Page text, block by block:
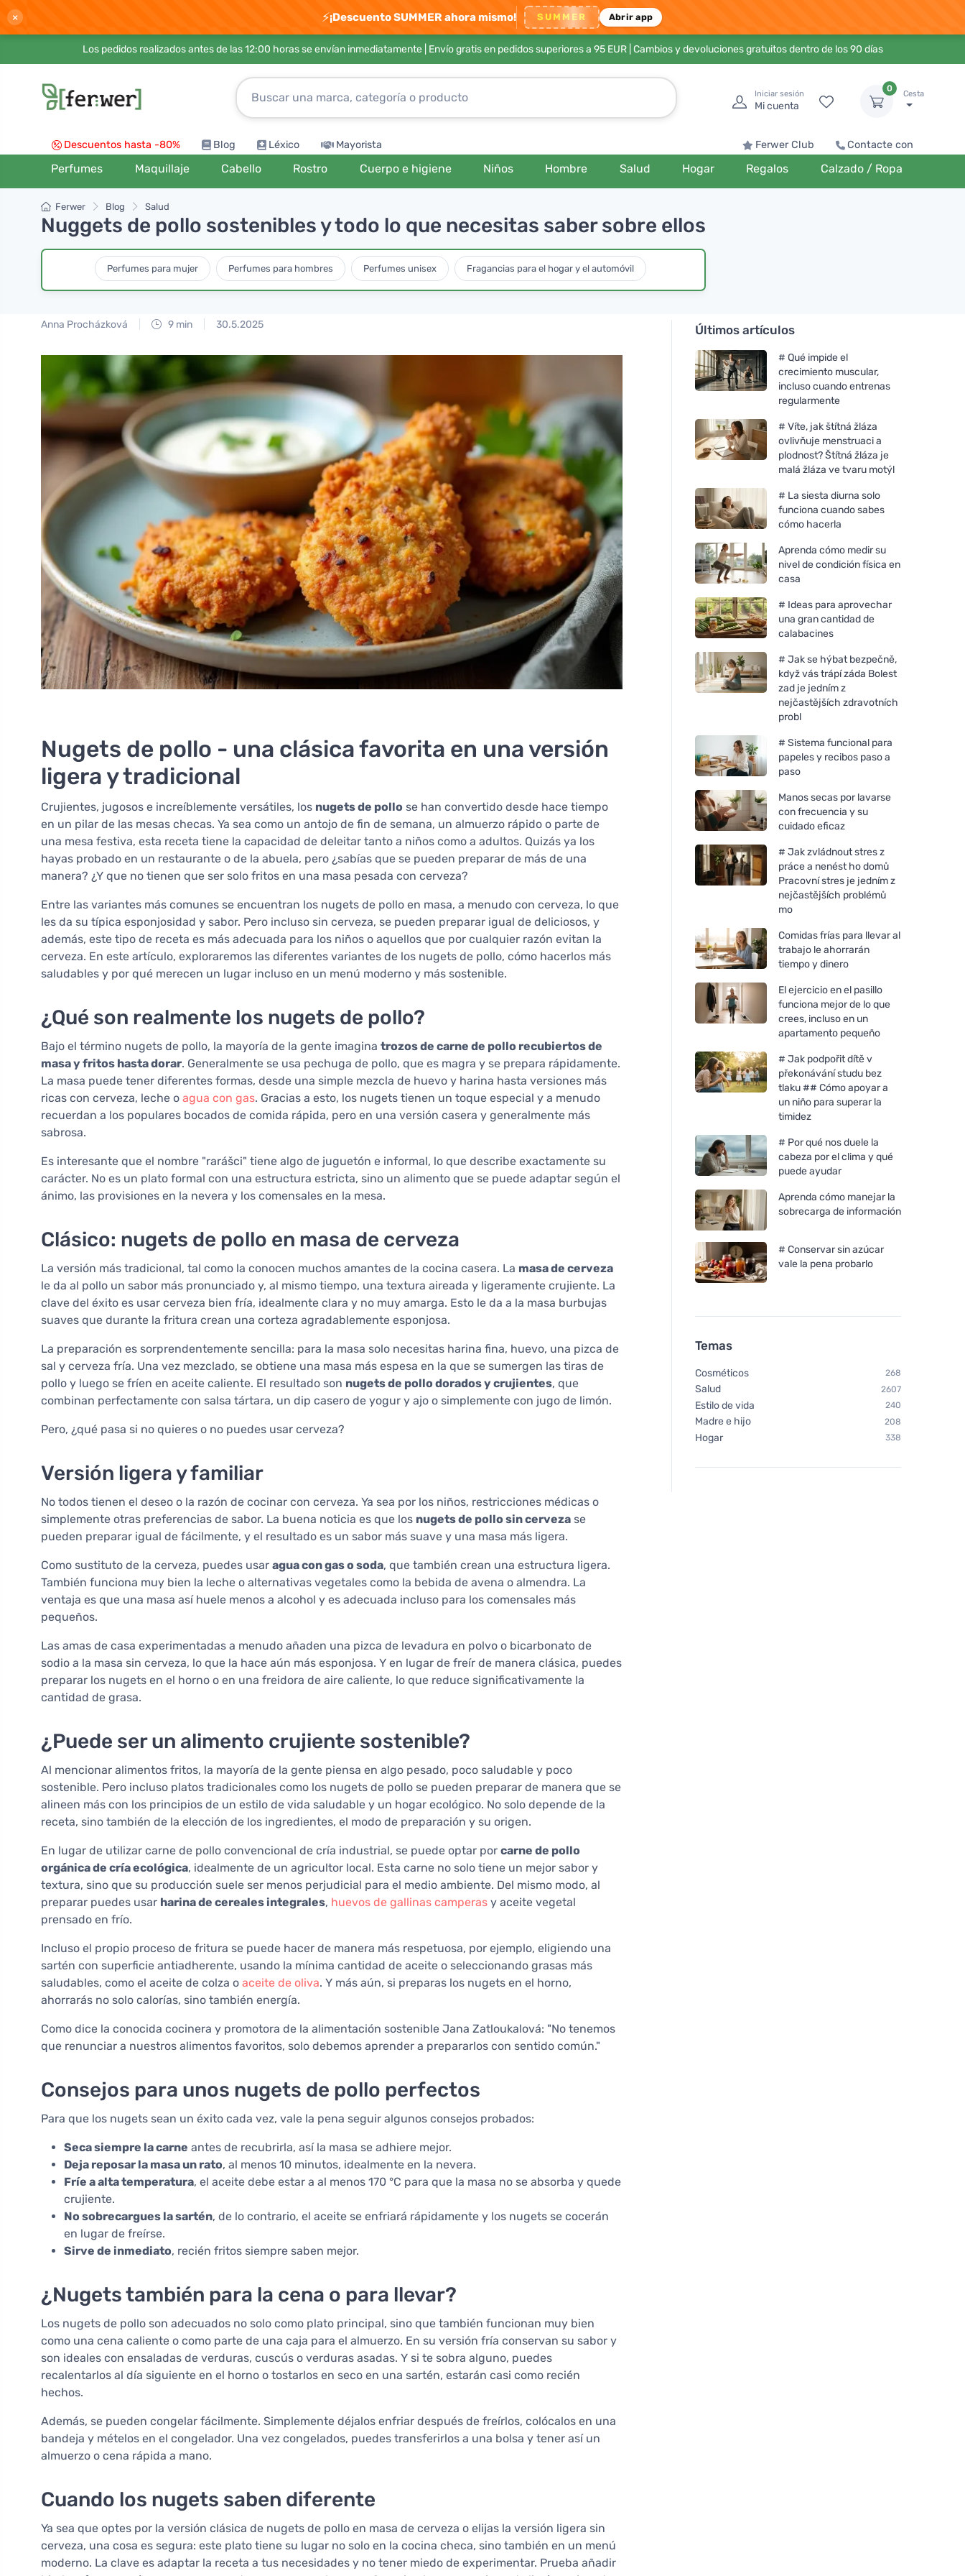
× ⚡¡Descuento SUMMER ahora mismo! SUMMER Abrir app
Los pedidos realizados antes de las 12:00 horas se envían inmediatamente | Envío gratis en pedidos superiores a 95 EUR| Cambios y devoluciones gratuitos dentro de los 90 días
Iniciar sesión
Mi cuenta
0
Cesta
Descuentos hasta -80% Blog Léxico Mayorista Ferwer Club Contacte con
Perfumes Maquillaje Cabello Rostro Cuerpo e higiene Niños Hombre Salud Hogar Regalos Calzado / Ropa
Ferwer Blog Salud
Nuggets de pollo sostenibles y todo lo que necesitas saber sobre ellos
Perfumes para mujer Perfumes para hombres Perfumes unisex Fragancias para el hogar y el automóvil
Anna Procházková 9 min 30.5.2025
Nugets de pollo - una clásica favorita en una versión
ligera y tradicional
Crujientes, jugosos e increíblemente versátiles, los nugets de pollo se han convertido desde hace tiempo
en un pilar de las mesas checas. Ya sea como un antojo de fin de semana, un almuerzo rápido o parte de
una mesa festiva, esta receta tiene la capacidad de deleitar tanto a niños como a adultos. Quizás ya los
hayas probado en un restaurante o de la abuela, pero ¿sabías que se pueden preparar de más de una
manera? ¿Y que no tienen que ser solo fritos en una masa pesada con cerveza?
Entre las variantes más comunes se encuentran los nugets de pollo en masa, a menudo con cerveza, lo que
les da su típica esponjosidad y sabor. Pero incluso sin cerveza, se pueden preparar igual de deliciosos, y
además, este tipo de receta es más adecuada para los niños o aquellos que por cualquier razón evitan la
cerveza. En este artículo, exploraremos las diferentes variantes de los nugets de pollo, cómo hacerlos más
saludables y por qué merecen un lugar incluso en un menú moderno y más sostenible.
¿Qué son realmente los nugets de pollo?
Bajo el término nugets de pollo, la mayoría de la gente imagina trozos de carne de pollo recubiertos de
masa y fritos hasta dorar. Generalmente se usa pechuga de pollo, que es magra y se prepara rápidamente.
La masa puede tener diferentes formas, desde una simple mezcla de huevo y harina hasta versiones más
ricas con cerveza, leche o agua con gas. Gracias a esto, los nugets tienen un toque especial y a menudo
recuerdan a los populares bocados de comida rápida, pero en una versión casera y generalmente más
sabrosa.
Es interesante que el nombre "rarášci" tiene algo de juguetón e informal, lo que describe exactamente su
carácter. No es un plato formal con una estructura estricta, sino un alimento que se puede adaptar según el
ánimo, las provisiones en la nevera y los comensales en la mesa.
Clásico: nugets de pollo en masa de cerveza
La versión más tradicional, tal como la conocen muchos amantes de la cocina casera. La masa de cerveza
le da al pollo un sabor más pronunciado y, al mismo tiempo, una textura aireada y ligeramente crujiente. La
clave del éxito es usar cerveza bien fría, idealmente clara y no muy amarga. Esto le da a la masa burbujas
suaves que durante la fritura crean una corteza agradablemente esponjosa.
La preparación es sorprendentemente sencilla: para la masa solo necesitas harina fina, huevo, una pizca de
sal y cerveza fría. Una vez mezclado, se obtiene una masa más espesa en la que se sumergen las tiras de
pollo y luego se fríen en aceite caliente. El resultado son nugets de pollo dorados y crujientes, que
combinan perfectamente con salsa tártara, un dip casero de yogur y ajo o simplemente con jugo de limón.
Pero, ¿qué pasa si no quieres o no puedes usar cerveza?
Versión ligera y familiar
No todos tienen el deseo o la razón de cocinar con cerveza. Ya sea por los niños, restricciones médicas o
simplemente otras preferencias de sabor. La buena noticia es que los nugets de pollo sin cerveza se
pueden preparar igual de fácilmente, y el resultado es un sabor más suave y una masa más ligera.
Como sustituto de la cerveza, puedes usar agua con gas o soda, que también crean una estructura ligera.
También funciona muy bien la leche o alternativas vegetales como la bebida de avena o almendra. La
ventaja es que una masa así huele menos a alcohol y es adecuada incluso para los comensales más
pequeños.
Las amas de casa experimentadas a menudo añaden una pizca de levadura en polvo o bicarbonato de
sodio a la masa sin cerveza, lo que la hace aún más esponjosa. Y en lugar de freír de manera clásica, puedes
preparar los nugets en el horno o en una freidora de aire caliente, lo que reduce significativamente la
cantidad de grasa.
¿Puede ser un alimento crujiente sostenible?
Al mencionar alimentos fritos, la mayoría de la gente piensa en algo pesado, poco saludable y poco
sostenible. Pero incluso platos tradicionales como los nugets de pollo se pueden preparar de manera que se
alineen más con los principios de un estilo de vida saludable y un hogar ecológico. No solo depende de la
receta, sino también de la elección de los ingredientes, el modo de preparación y su origen.
En lugar de utilizar carne de pollo convencional de cría industrial, se puede optar por carne de pollo
orgánica de cría ecológica, idealmente de un agricultor local. Esta carne no solo tiene un mejor sabor y
textura, sino que su producción suele ser menos perjudicial para el medio ambiente. Del mismo modo, al
preparar puedes usar harina de cereales integrales, huevos de gallinas camperas y aceite vegetal
prensado en frío.
Incluso el propio proceso de fritura se puede hacer de manera más respetuosa, por ejemplo, eligiendo una
sartén con superficie antiadherente, usando la mínima cantidad de aceite o seleccionando grasas más
saludables, como el aceite de colza o aceite de oliva. Y más aún, si preparas los nugets en el horno,
ahorrarás no solo calorías, sino también energía.
Como dice la conocida cocinera y promotora de la alimentación sostenible Jana Zatloukalová: "No tenemos
que renunciar a nuestros alimentos favoritos, solo debemos aprender a prepararlos con sentido común."
Consejos para unos nugets de pollo perfectos
Para que los nugets sean un éxito cada vez, vale la pena seguir algunos consejos probados:
Seca siempre la carne antes de recubrirla, así la masa se adhiere mejor.
Deja reposar la masa un rato, al menos 10 minutos, idealmente en la nevera.
Fríe a alta temperatura, el aceite debe estar a al menos 170 °C para que la masa no se absorba y quede
crujiente.
No sobrecargues la sartén, de lo contrario, el aceite se enfriará rápidamente y los nugets se cocerán
en lugar de freírse.
Sirve de inmediato, recién fritos siempre saben mejor.
¿Nugets también para la cena o para llevar?
Los nugets de pollo son adecuados no solo como plato principal, sino que también funcionan muy bien
como una cena caliente o como parte de una caja para el almuerzo. En su versión fría conservan su sabor y
son ideales con ensaladas de verduras, cuscús o verduras asadas. Y si te sobra alguno, puedes
recalentarlos al día siguiente en el horno o tostarlos en seco en una sartén, estarán casi como recién
hechos.
Además, se pueden congelar fácilmente. Simplemente déjalos enfriar después de freírlos, colócalos en una
bandeja y mételos en el congelador. Una vez congelados, puedes transferirlos a una bolsa y tener así un
almuerzo o cena rápida a mano.
Cuando los nugets saben diferente
Ya sea que optes por la versión clásica de nugets de pollo en masa de cerveza o elijas la versión ligera sin
cerveza, una cosa es segura: este plato tiene su lugar no solo en la cocina checa, sino también en un menú
moderno. La clave es adaptar la receta a tus necesidades y no tener miedo de experimentar. Prueba añadir
Últimos artículos
# Qué impide el
crecimiento muscular,
incluso cuando entrenas
regularmente
# Víte, jak štítná žláza
ovlivňuje menstruaci a
plodnost? Štítná žláza je
malá žláza ve tvaru motýl
# La siesta diurna solo
funciona cuando sabes
cómo hacerla
Aprenda cómo medir su
nivel de condición física en
casa
# Ideas para aprovechar
una gran cantidad de
calabacines
# Jak se hýbat bezpečně,
když vás trápí záda Bolest
zad je jedním z
nejčastějších zdravotních
probl
# Sistema funcional para
papeles y recibos paso a
paso
Manos secas por lavarse
con frecuencia y su
cuidado eficaz
# Jak zvládnout stres z
práce a nenést ho domů
Pracovní stres je jedním z
nejčastějších problémů
mo
Comidas frías para llevar al
trabajo le ahorrarán
tiempo y dinero
El ejercicio en el pasillo
funciona mejor de lo que
crees, incluso en un
apartamento pequeño
# Jak podpořit dítě v
překonávání studu bez
tlaku ## Cómo apoyar a
un niño para superar la
timidez
# Por qué nos duele la
cabeza por el clima y qué
puede ayudar
Aprenda cómo manejar la
sobrecarga de información
# Conservar sin azúcar
vale la pena probarlo
Temas
Cosméticos 268
Salud 2607
Estilo de vida 240
Madre e hijo 208
Hogar 338